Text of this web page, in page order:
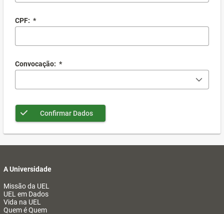
CPF: *
Convocação: *
Confirmar Dados
A Universidade
Missão da UEL
UEL em Dados
Vida na UEL
Quem é Quem